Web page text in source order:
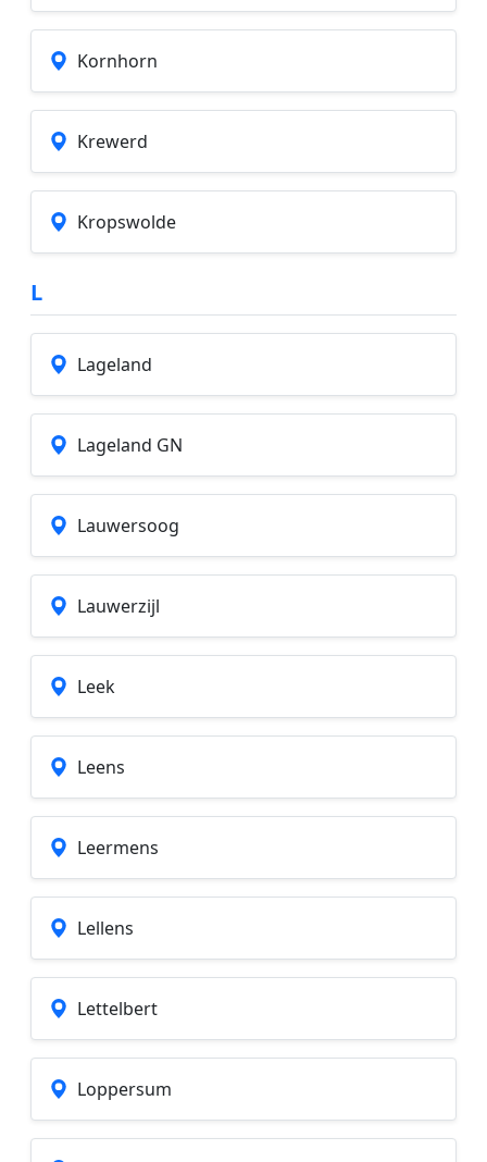
Kornhorn
Krewerd
Kropswolde
L
Lageland
Lageland GN
Lauwersoog
Lauwerzijl
Leek
Leens
Leermens
Lellens
Lettelbert
Loppersum